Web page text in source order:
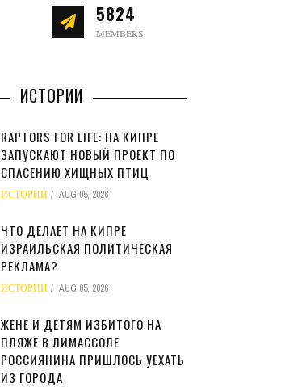
5824
MEMBERS
ИСТОРИИ
RAPTORS FOR LIFE: НА КИПРЕ
ЗАПУСКАЮТ НОВЫЙ ПРОЕКТ ПО
СПАСЕНИЮ ХИЩНЫХ ПТИЦ
ИСТОРИИ AUG 05, 2026
ЧТО ДЕЛАЕТ НА КИПРЕ
ИЗРАИЛЬСКАЯ ПОЛИТИЧЕСКАЯ
РЕКЛАМА?
ИСТОРИИ AUG 05, 2026
ЖЕНЕ И ДЕТЯМ ИЗБИТОГО НА
ПЛЯЖЕ В ЛИМАССОЛЕ
РОССИЯНИНА ПРИШЛОСЬ УЕХАТЬ
ИЗ ГОРОДА